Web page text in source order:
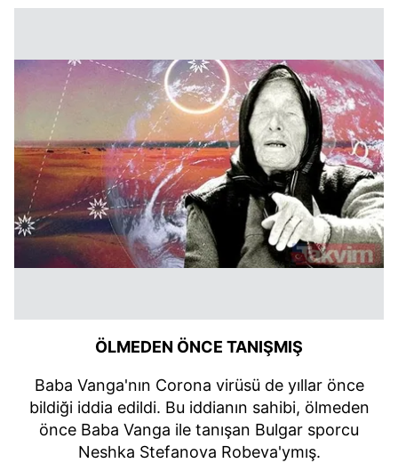
ÖLMEDEN ÖNCE TANIŞMIŞ
Baba Vanga'nın Corona virüsü de yıllar önce
bildiği iddia edildi. Bu iddianın sahibi, ölmeden
önce Baba Vanga ile tanışan Bulgar sporcu
Neshka Stefanova Robeva'ymış.